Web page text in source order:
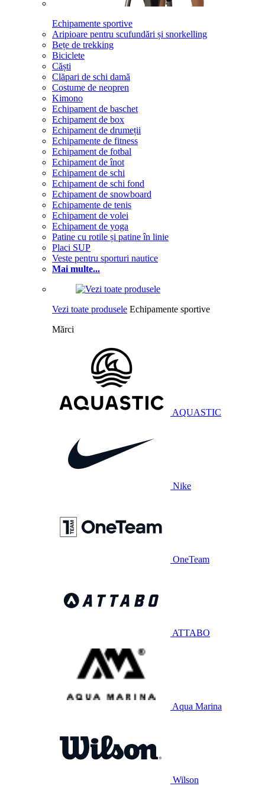
Echipamente sportive
Aripioare pentru scufundări și snorkelling
Bețe de trekking
Biciclete
Căști
Clăpari de schi damă
Costume de neopren
Kimono
Echipament de baschet
Echipament de box
Echipament de drumeții
Echipamente de fitness
Echipament de fotbal
Echipament de înot
Echipament de schi
Echipament de schi fond
Echipament de snowboard
Echipamente de tenis
Echipament de volei
Echipament de yoga
Patine cu rotile și patine în linie
Placi SUP
Veste pentru sporturi nautice
Mai multe...
Vezi toate produsele Echipamente sportive
Mărci
AQUASTIC
Nike
OneTeam
ATTABO
Aqua Marina
Wilson